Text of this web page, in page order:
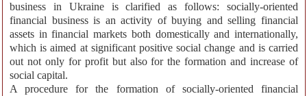
business in Ukraine is clarified as follows: socially-oriented
financial business is an activity of buying and selling financial
assets in financial markets both domestically and internationally,
which is aimed at significant positive social change and is carried
out not only for profit but also for the formation and increase of
social capital.
A procedure for the formation of socially-oriented financial